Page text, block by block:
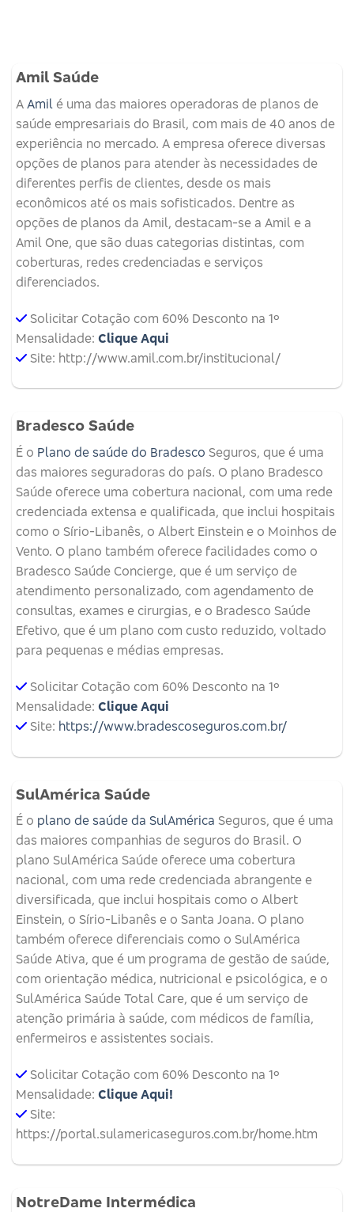
Amil Saúde
A Amil é uma das maiores operadoras de planos de
saúde empresariais do Brasil, com mais de 40 anos de
experiência no mercado. A empresa oferece diversas
opções de planos para atender às necessidades de
diferentes perfis de clientes, desde os mais
econômicos até os mais sofisticados. Dentre as
opções de planos da Amil, destacam-se a Amil e a
Amil One, que são duas categorias distintas, com
coberturas, redes credenciadas e serviços
diferenciados.
Solicitar Cotação com 60% Desconto na 1º
Mensalidade: Clique Aqui
Site: http://www.amil.com.br/institucional/
Bradesco Saúde
É o Plano de saúde do Bradesco Seguros, que é uma
das maiores seguradoras do país. O plano Bradesco
Saúde oferece uma cobertura nacional, com uma rede
credenciada extensa e qualificada, que inclui hospitais
como o Sírio-Libanês, o Albert Einstein e o Moinhos de
Vento. O plano também oferece facilidades como o
Bradesco Saúde Concierge, que é um serviço de
atendimento personalizado, com agendamento de
consultas, exames e cirurgias, e o Bradesco Saúde
Efetivo, que é um plano com custo reduzido, voltado
para pequenas e médias empresas.
Solicitar Cotação com 60% Desconto na 1º
Mensalidade: Clique Aqui
Site: https://www.bradescoseguros.com.br/
SulAmérica Saúde
É o plano de saúde da SulAmérica Seguros, que é uma
das maiores companhias de seguros do Brasil. O
plano SulAmérica Saúde oferece uma cobertura
nacional, com uma rede credenciada abrangente e
diversificada, que inclui hospitais como o Albert
Einstein, o Sírio-Libanês e o Santa Joana. O plano
também oferece diferenciais como o SulAmérica
Saúde Ativa, que é um programa de gestão de saúde,
com orientação médica, nutricional e psicológica, e o
SulAmérica Saúde Total Care, que é um serviço de
atenção primária à saúde, com médicos de família,
enfermeiros e assistentes sociais.
Solicitar Cotação com 60% Desconto na 1º
Mensalidade: Clique Aqui!
Site:
https://portal.sulamericaseguros.com.br/home.htm
NotreDame Intermédica